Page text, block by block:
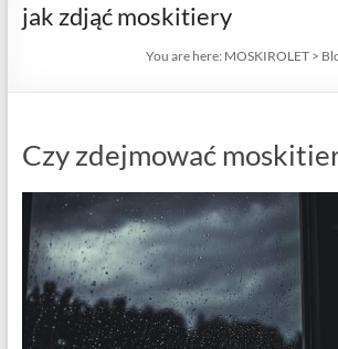
jak zdjąć moskitiery
You are here: MOSKIROLET >
Czy zdejmować